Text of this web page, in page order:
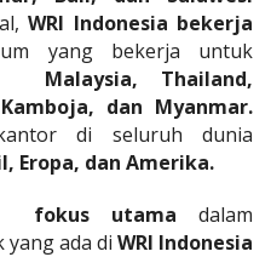
WRI Indonesia bekerja
yang bekerja untuk
di Malaysia, Thailand,
dan Myanmar.
di seluruh dunia
Eropa, dan Amerika.
fokus utama dalam
ada di WRI Indonesia